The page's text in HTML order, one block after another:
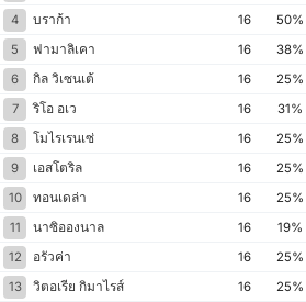
4
บราก้า 16 50%
5
ฟามาลิเคา 16 38%
6
กิล วิเซนเต้ 16 25%
7
ริโอ อเว 16 31%
8
โมไรเรนเซ่ 16 25%
9
เอสโตริล 16 25%
10
ทอนเดล่า 16 25%
11
นาซิอองนาล 16 19%
12
อรัวค่า 16 25%
13
วิตอเรีย กิมาไรส์ 16 25%